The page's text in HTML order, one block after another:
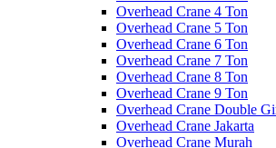
Overhead Crane 4 Ton
Overhead Crane 5 Ton
Overhead Crane 6 Ton
Overhead Crane 7 Ton
Overhead Crane 8 Ton
Overhead Crane 9 Ton
Overhead Crane Double
Overhead Crane Jakarta
Overhead Crane Murah